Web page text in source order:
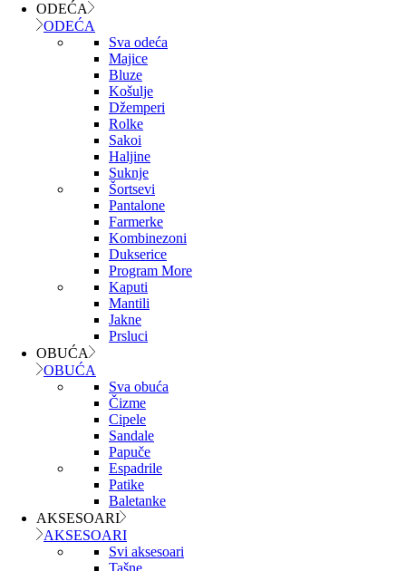
ODEĆA
ODEĆA
Sva odeća
Majice
Bluze
Košulje
Džemperi
Rolke
Sakoi
Haljine
Suknje
Šortsevi
Pantalone
Farmerke
Kombinezoni
Dukserice
Program More
Kaputi
Mantili
Jakne
Prsluci
OBUĆA
OBUĆA
Sva obuća
Čizme
Cipele
Sandale
Papuče
Espadrile
Patike
Baletanke
AKSESOARI
AKSESOARI
Svi aksesoari
Tašne